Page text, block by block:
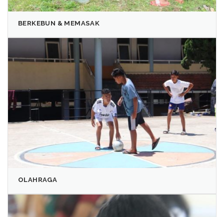
BERKEBUN & MEMASAK
OLAHRAGA